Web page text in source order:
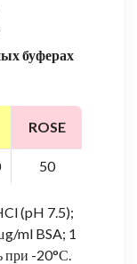
буферах
ROSE
50
(pH 7.5);
ml BSA; 1
-20°С.